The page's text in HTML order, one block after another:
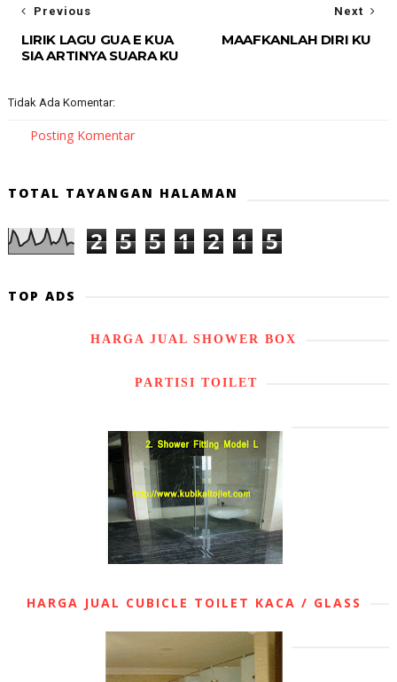
Next
MAAFKANLAH DIRI KU
Previous
LIRIK LAGU GUA E KUA
SIA ARTINYA SUARA KU
Tidak Ada Komentar:
Posting Komentar
TOTAL TAYANGAN HALAMAN
2 5 5 1 2 1 5
TOP ADS
HARGA JUAL SHOWER BOX
PARTISI TOILET
HARGA JUAL CUBICLE TOILET KACA / GLASS